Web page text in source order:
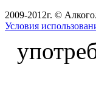
2009-2012г. ©
Условия